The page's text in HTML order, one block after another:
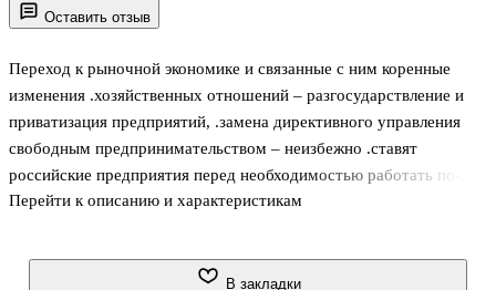
Оставить отзыв
Переход к рыночной экономике и связанные с ним коренные
изменения .хозяйственных отношений – разгосударствление и
приватизация предприятий, .замена директивного управления
свободным предпринимательством – неизбежно .ставят
российские предприятия перед необходимостью работать по-
новому, по .законам и требованиям рынка, приспосабливая все
потребителей. Руководству и специалистам предприятия
Перейти к описанию и характеристикам
В закладки